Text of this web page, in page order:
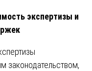
экспертизы и
законодательством,